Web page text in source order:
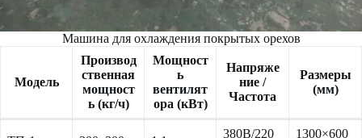
Машина для охлаждения покрытых орехов
Модель
Производ
ственная
мощност
ь (кг/ч)
Мощност
ь
вентилят
ора (кВт)
Напряже
ние /
Частота
Размеры
(мм)
380В/220
1300×600